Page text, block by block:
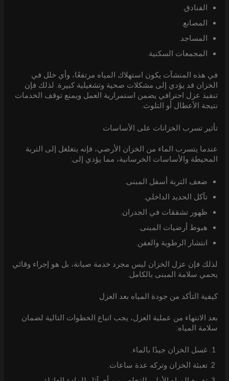
الفنادق.
المصانع.
المساجد.
المجمعات السكنية.
في هذه المنشآت يكون استهلاك المياه مرتفعًا، وأي خلل في
الخزان قد يؤدي إلى مشكلات صحية وتشغيلية كبيرة. لذلك فإن
تنفيذ عزل احترافي يضمن استمرارية العمل ويمنع توقف الخدمات
نتيجة الأعطال أو التلوث.
تأثير تسرب الخزانات على الأساسات
عندما يتسرب الماء من الخزان الأرضي، فإنه يتغلغل إلى التربة
المحيطة والأساسات الخرسانية، مما يؤدي إلى:
ضعف التربة أسفل المبنى.
تآكل الحديد الداخلي.
ظهور تشققات في الجدران.
هبوط أرضيات المبنى.
انتشار الرطوبة والعفن.
لذلك فإن عزل الخزان ليس مجرد خدمة صيانة، بل هو إجراء وقائي
يحمي سلامة المبنى بالكامل.
كيفية التأكد من جودة المياه بعد العزل
بعد الانتهاء من عملية العزل، يجب اتباع الخطوات التالية لضمان
سلامة المياه:
غسل الخزان جيدًا بالماء.
تعبئة الخزان وتركه عدة ساعات.